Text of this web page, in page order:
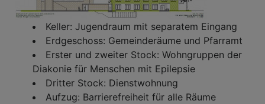
Keller: Jugendraum mit separatem Eingang
Erdgeschoss: Gemeinderäume und Pfarramt
Erster und zweiter Stock: Wohngruppen der
Diakonie für Menschen mit Epilepsie
Dritter Stock: Dienstwohnung
Aufzug: Barrierefreiheit für alle Räume